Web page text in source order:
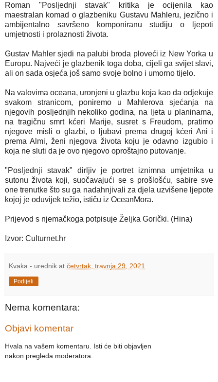
Roman "Posljednji stavak" kritika je ocijenila kao
maestralan komad o glazbeniku Gustavu Mahleru, jezično i
ambijentalno savršeno komponiranu studiju o ljepoti
umjetnosti i prolaznosti života.
Gustav Mahler sjedi na palubi broda ploveći iz New Yorka u
Europu. Najveći je glazbenik toga doba, cijeli ga svijet slavi,
ali on sada osjeća još samo svoje bolno i umorno tijelo.
Na valovima oceana, uronjeni u glazbu koja kao da odjekuje
svakom stranicom, poniremo u Mahlerova sjećanja na
njegovih posljednjih nekoliko godina, na ljeta u planinama,
na tragičnu smrt kćeri Marije, susret s Freudom, pratimo
njegove misli o glazbi, o ljubavi prema drugoj kćeri Ani i
prema Almi, ženi njegova života koju je odavno izgubio i
koja ne sluti da je ovo njegovo oproštajno putovanje.
"Posljednji stavak" dirljiv je portret iznimna umjetnika u
sutonu života koji, suočavajući se s prošlošću, sabire sve
one trenutke što su ga nadahnjivali za djela uzvišene ljepote
kojoj je oduvijek težio, ističu iz OceanMora.
Prijevod s njemačkoga potpisuje Željka Gorički. (Hina)
Izvor: Culturnet.hr
Kvaka - urednik at četvrtak, travnja 29, 2021
Podijeli
Nema komentara:
Objavi komentar
Hvala na vašem komentaru. Isti će biti objavljen
nakon pregleda moderatora.